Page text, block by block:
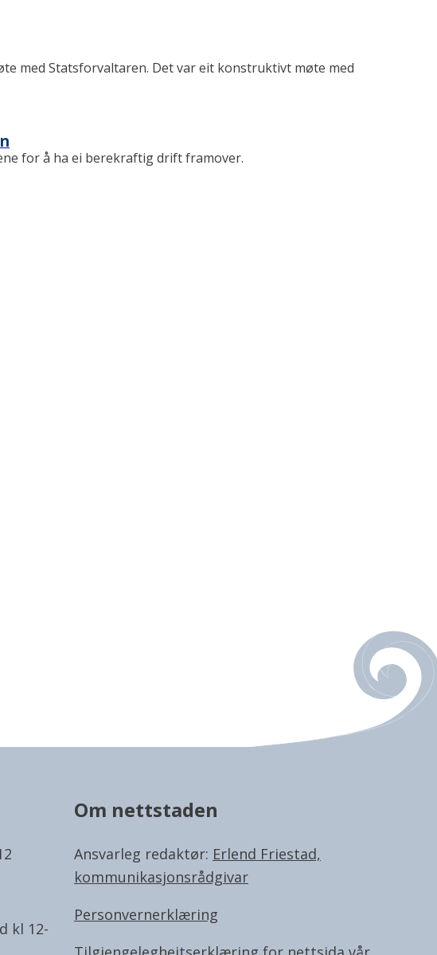
med Statsforvaltaren. Det var eit konstruktivt møte med
for å ha ei berekraftig drift framover.
kl 12-
Om nettstaden
Ansvarleg redaktør: Erlend Friestad,
kommunikasjonsrådgivar
Personvernerklæring